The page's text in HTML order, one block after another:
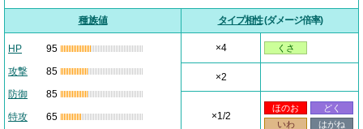
種族値 タイプ相性(ダメージ倍率)
HP
95
攻撃
85
防御
85
特攻
65
×4 くさ
×2
×1/2
ほのお
どく
いわ
はがね